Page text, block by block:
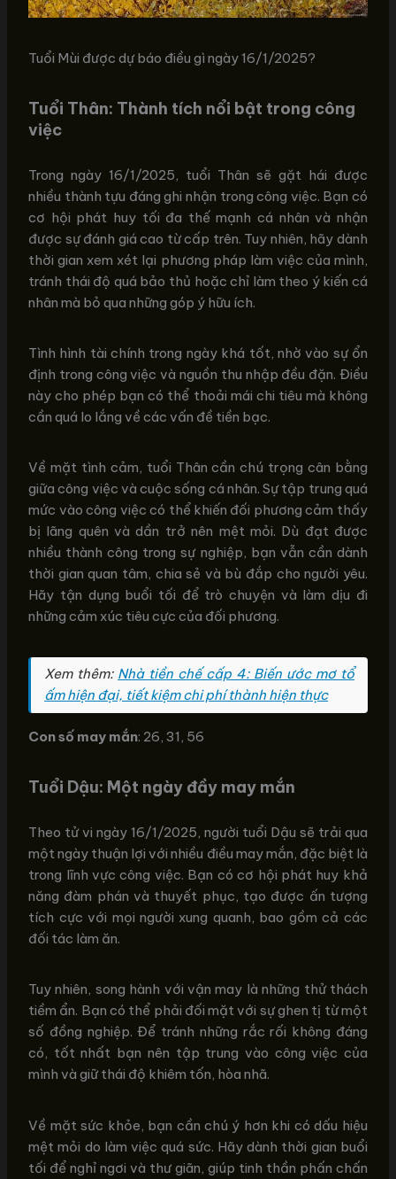
Tuổi Mùi được dự báo điều gì ngày 16/1/2025?
Tuổi Thân: Thành tích nổi bật trong công
việc
Trong ngày 16/1/2025, tuổi Thân sẽ gặt hái được
nhiều thành tựu đáng ghi nhận trong công việc. Bạn có
cơ hội phát huy tối đa thế mạnh cá nhân và nhận
được sự đánh giá cao từ cấp trên. Tuy nhiên, hãy dành
thời gian xem xét lại phương pháp làm việc của mình,
tránh thái độ quá bảo thủ hoặc chỉ làm theo ý kiến cá
nhân mà bỏ qua những góp ý hữu ích.
Tình hình tài chính trong ngày khá tốt, nhờ vào sự ổn
định trong công việc và nguồn thu nhập đều đặn. Điều
này cho phép bạn có thể thoải mái chi tiêu mà không
cần quá lo lắng về các vấn đề tiền bạc.
Về mặt tình cảm, tuổi Thân cần chú trọng cân bằng
giữa công việc và cuộc sống cá nhân. Sự tập trung quá
mức vào công việc có thể khiến đối phương cảm thấy
bị lãng quên và dần trở nên mệt mỏi. Dù đạt được
nhiều thành công trong sự nghiệp, bạn vẫn cần dành
thời gian quan tâm, chia sẻ và bù đắp cho người yêu.
Hãy tận dụng buổi tối để trò chuyện và làm dịu đi
những cảm xúc tiêu cực của đối phương.
Xem thêm: Nhà tiền chế cấp 4: Biến ước mơ tổ
ấm hiện đại, tiết kiệm chi phí thành hiện thực
Con số may mắn: 26, 31, 56
Tuổi Dậu: Một ngày đầy may mắn
Theo tử vi ngày 16/1/2025, người tuổi Dậu sẽ trải qua
một ngày thuận lợi với nhiều điều may mắn, đặc biệt là
trong lĩnh vực công việc. Bạn có cơ hội phát huy khả
năng đàm phán và thuyết phục, tạo được ấn tượng
tích cực với mọi người xung quanh, bao gồm cả các
đối tác làm ăn.
Tuy nhiên, song hành với vận may là những thử thách
tiềm ẩn. Bạn có thể phải đối mặt với sự ghen tị từ một
số đồng nghiệp. Để tránh những rắc rối không đáng
có, tốt nhất bạn nên tập trung vào công việc của
mình và giữ thái độ khiêm tốn, hòa nhã.
Về mặt sức khỏe, bạn cần chú ý hơn khi có dấu hiệu
mệt mỏi do làm việc quá sức. Hãy dành thời gian buổi
tối để nghỉ ngơi và thư giãn, giúp tinh thần phấn chấn